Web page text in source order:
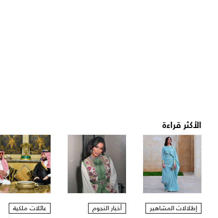
الأكثر قراءة
إطلالات المشاهير أخبار النجوم عائلات ملكية